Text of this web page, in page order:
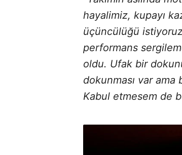
hayalimiz, kupayı
üçüncülüğü
performans
oldu. Ufak bir
dokunması var
Kabul etmesem de